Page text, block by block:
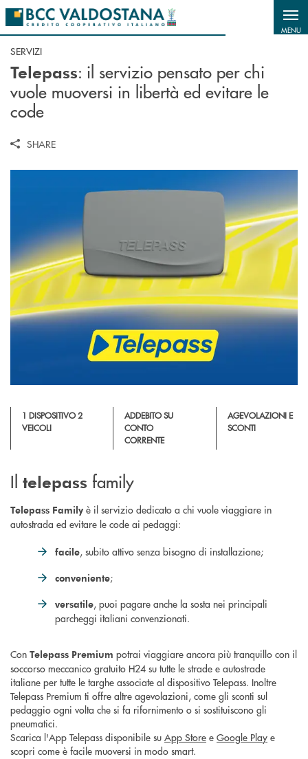
Salta al contenuto principale
MENU
SERVIZI
Telepass: il servizio pensato per chi
vuole muoversi in libertà ed evitare le
code
SHARE
1 DISPOSITIVO 2
VEICOLI
ADDEBITO SU
CONTO
CORRENTE
AGEVOLAZIONI E
SCONTI
Il telepass family
Telepass Family è il servizio dedicato a chi vuole viaggiare in
autostrada ed evitare le code ai pedaggi:
facile, subito attivo senza bisogno di installazione;
conveniente;
versatile, puoi pagare anche la sosta nei principali
parcheggi italiani convenzionati.
Con Telepass Premium potrai viaggiare ancora più tranquillo con il
soccorso meccanico gratuito H24 su tutte le strade e autostrade
italiane per tutte le targhe associate al dispositivo Telepass. Inoltre
Telepass Premium ti offre altre agevolazioni, come gli sconti sul
pedaggio ogni volta che si fa rifornimento o si sostituiscono gli
pneumatici.
Scarica l'App Telepass disponibile su App Store e Google Play e
scopri come è facile muoversi in modo smart.